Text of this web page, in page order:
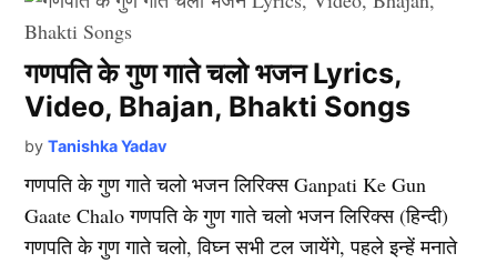
गणपति के गुण गाते चलो भजन Lyrics,
Video, Bhajan, Bhakti Songs
by Tanishka Yadav
गणपति के गुण गाते चलो भजन लिरिक्स Ganpati Ke Gun
Gaate Chalo गणपति के गुण गाते चलो भजन लिरिक्स (हिन्दी)
गणपति के गुण गाते चलो, विघ्न सभी टल जायेंगे, पहले इन्हें मनाते